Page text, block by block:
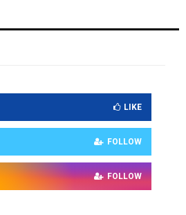
LIKE
FOLLOW
FOLLOW